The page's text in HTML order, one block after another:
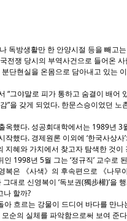
독방생활만 한 안양시절 등을 빼고
전쟁 당시의 부역사건으로 들어온
단현실을 온몸으로 담아내고 있는
그야말로 피가 통하고 숨결이 배어
을 갖게 되었다. 한문스승이었던 노
했다. 성공회대학에서는 1989년
했다. 경제원론 이외에 ‘한국사상사
혜와 가치에서 찾고자 탐색한 것이
1998년 5월 그는 ‘정규직’ 교수로
복은 《사색》의 후속편으로 《나무
대로 신영복이 ‘독보권(獨步權)’을
나 할까?
흐르는 강물이 드디어 바다를 만
순의 실체를 파악함으로써 보여 준